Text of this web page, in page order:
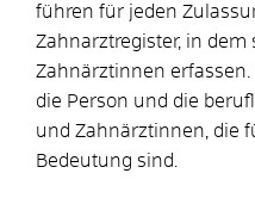
führen für jeden
Zahnarztregister, in dem
Zahnärztinnen
die Person und die
und Zahnärztinnen, die
Bedeutung sind.